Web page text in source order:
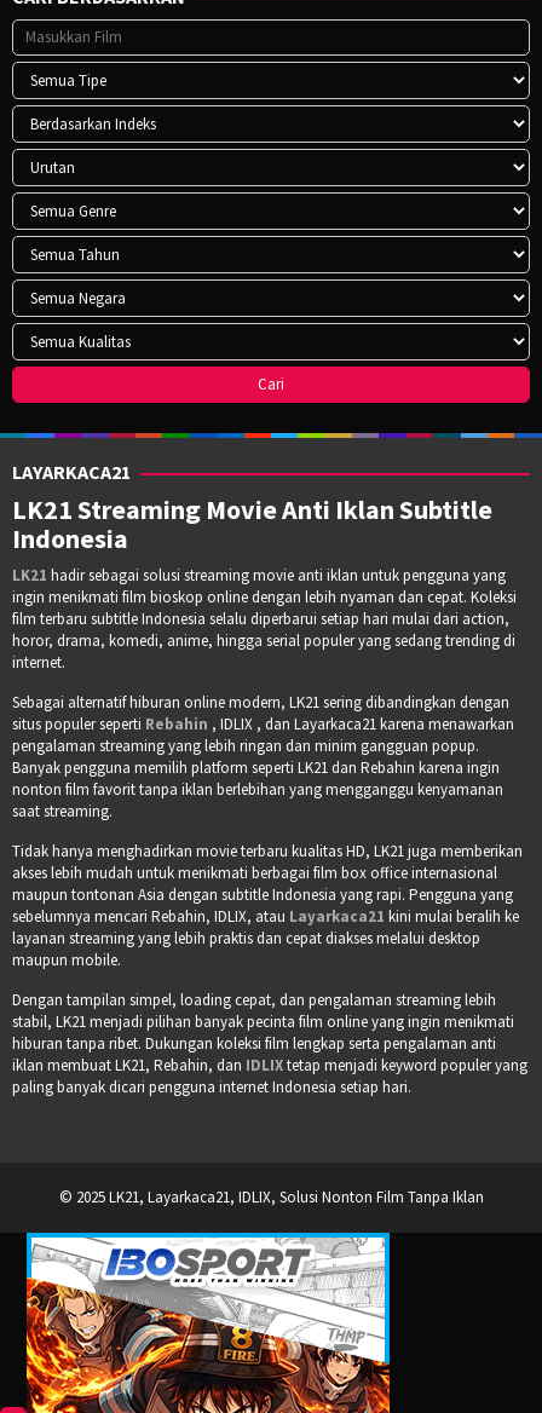
LAYARKACA21
LK21 Streaming Movie Anti Iklan Subtitle
Indonesia
LK21 hadir sebagai solusi streaming movie anti iklan untuk pengguna yang
ingin menikmati film bioskop online dengan lebih nyaman dan cepat. Koleksi
film terbaru subtitle Indonesia selalu diperbarui setiap hari mulai dari action,
horor, drama, komedi, anime, hingga serial populer yang sedang trending di
internet.
Sebagai alternatif hiburan online modern, LK21 sering dibandingkan dengan
situs populer seperti Rebahin , IDLIX , dan Layarkaca21 karena menawarkan
pengalaman streaming yang lebih ringan dan minim gangguan popup.
Banyak pengguna memilih platform seperti LK21 dan Rebahin karena ingin
nonton film favorit tanpa iklan berlebihan yang mengganggu kenyamanan
saat streaming.
Tidak hanya menghadirkan movie terbaru kualitas HD, LK21 juga memberikan
akses lebih mudah untuk menikmati berbagai film box office internasional
maupun tontonan Asia dengan subtitle Indonesia yang rapi. Pengguna yang
sebelumnya mencari Rebahin, IDLIX, atau Layarkaca21 kini mulai beralih ke
layanan streaming yang lebih praktis dan cepat diakses melalui desktop
maupun mobile.
Dengan tampilan simpel, loading cepat, dan pengalaman streaming lebih
stabil, LK21 menjadi pilihan banyak pecinta film online yang ingin menikmati
hiburan tanpa ribet. Dukungan koleksi film lengkap serta pengalaman anti
iklan membuat LK21, Rebahin, dan IDLIXtetap menjadi keyword populer yang
paling banyak dicari pengguna internet Indonesia setiap hari.
© 2025 LK21, Layarkaca21, IDLIX, Solusi Nonton Film Tanpa Iklan